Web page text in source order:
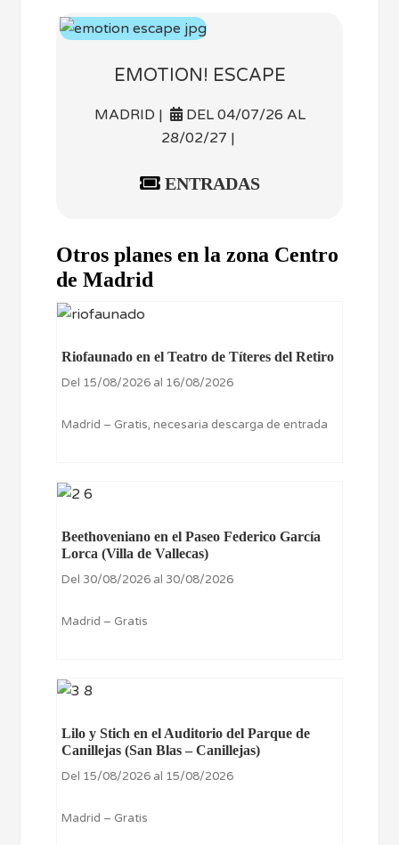
EMOTION! ESCAPE
MADRID |
DEL 04/07/26 AL
28/02/27 |
ENTRADAS
Otros planes en la zona Centro
de Madrid
Riofaunado en el Teatro de Títeres del Retiro
Del 15/08/2026 al 16/08/2026
Madrid – Gratis, necesaria descarga de entrada
Beethoveniano en el Paseo Federico García
Lorca (Villa de Vallecas)
Del 30/08/2026 al 30/08/2026
Madrid – Gratis
Lilo y Stich en el Auditorio del Parque de
Canillejas (San Blas – Canillejas)
Del 15/08/2026 al 15/08/2026
Madrid – Gratis